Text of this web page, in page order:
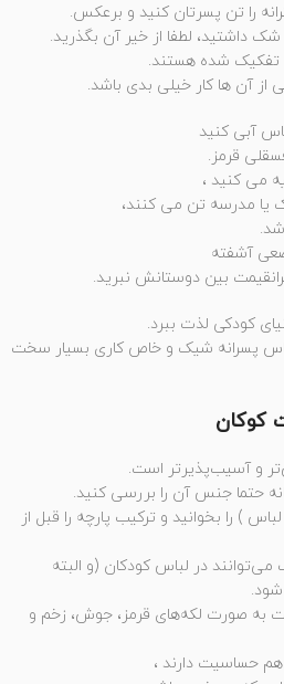
را تن پسرتان کنید و برعکس.
داشتید، لطفا از خیر آن بگذرید.
تفکیک شده هستند.
از آن ها کار خیلی بدی باشد.
آبی کنید
قرمز.
می کنید ،
یا مدرسه تن می کنند،
آشفته
بین دوستانش نبرید.
کودکی لذت ببرد.
پسرانه شیک و خاص کاری بسیار سخت
کوکان
و آسیب‌پذیرتر است.
حتما جنس آن را بررسی کنید.
را بخوانید و ترکیب پارچه را قبل از
می‌توانند در لباس کودکان (و البته
شود.
به صورت لکه‌های قرمز، جوش، زخم و
هم حساسیت دارند ،